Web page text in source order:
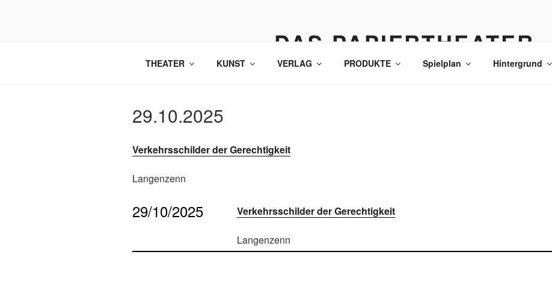
DAS PAPIERTHEATER
THEATER KUNST VERLAG PRODUKTE Spielplan Hintergrund
29.10.2025
Verkehrsschilder der Gerechtigkeit
Langenzenn
29/10/2025 Verkehrsschilder der Gerechtigkeit
Langenzenn